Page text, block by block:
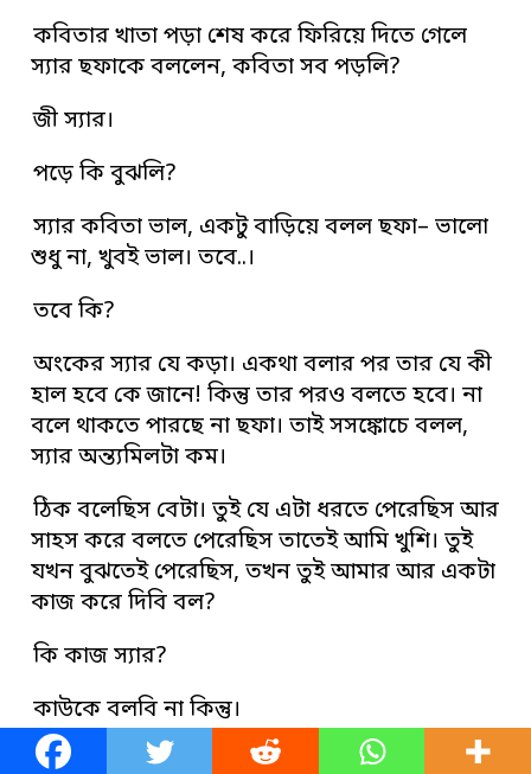
কবিতার খাতা পড়া শেষ করে ফিরিয়ে দিতে গেলে
স্যার ছফাকে বললেন, কবিতা সব পড়লি?
জী স্যার।
পড়ে কি বুঝলি?
স্যার কবিতা ভাল, একটু বাড়িয়ে বলল ছফা– ভালো
শুধু না, খুবই ভাল। তবে..।
তবে কি?
অংকের স্যার যে কড়া। একথা বলার পর তার যে কী
হাল হবে কে জানে! কিন্তু তার পরও বলতে হবে। না
বলে থাকতে পারছে না ছফা। তাই সসঙ্কোচে বলল,
স্যার অন্ত্যমিলটা কম।
ঠিক বলেছিস বেটা। তুই যে এটা ধরতে পেরেছিস আর
সাহস করে বলতে পেরেছিস তাতেই আমি খুশি। তুই
যখন বুঝতেই পেরেছিস, তখন তুই আমার আর একটা
কাজ করে দিবি বল?
কি কাজ স্যার?
কাউকে বলবি না কিন্তু।
জিভ কাটে ছফা, কী যে বলেন স্যার!